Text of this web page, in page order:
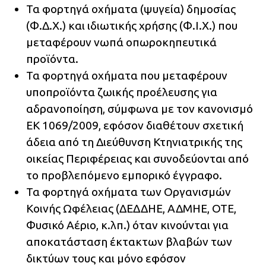
Τα φορτηγά οχήματα (ψυγεία) δημοσίας
(Φ.Δ.Χ.) και ιδιωτικής χρήσης (Φ.Ι.Χ.) που
μεταφέρουν νωπά οπωροκηπευτικά
προϊόντα.
Τα φορτηγά οχήματα που μεταφέρουν
υποπροϊόντα ζωικής προέλευσης για
αδρανοποίηση, σύμφωνα με τον κανονισμό
ΕΚ 1069/2009, εφόσον διαθέτουν σχετική
άδεια από τη Διεύθυνση Κτηνιατρικής της
οικείας Περιφέρειας και συνοδεύονται από
το προβλεπόμενο εμπορικό έγγραφο.
Τα φορτηγά οχήματα των Οργανισμών
Κοινής Ωφέλειας (ΔΕΔΔΗΕ, ΑΔΜΗΕ, ΟΤΕ,
Φυσικό Αέριο, κ.λπ.) όταν κινούνται για
αποκατάσταση έκτακτων βλαβών των
δικτύων τους και μόνο εφόσον